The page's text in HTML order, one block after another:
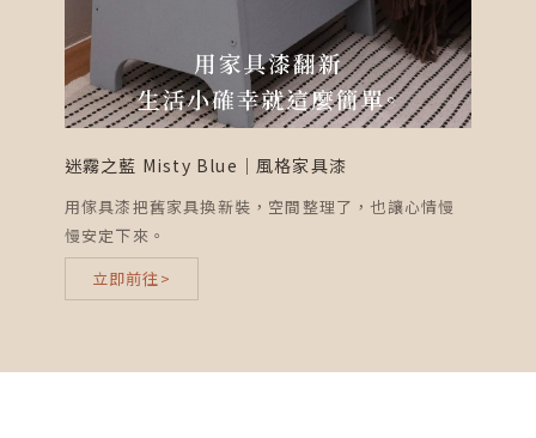
迷霧之藍 Misty Blue｜風格家具漆
用傢具漆把舊家具換新裝，空間整理了，也讓心情慢
慢安定下來。
立即前往>